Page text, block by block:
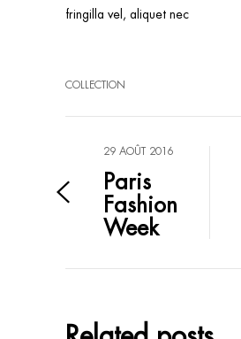
fringilla vel, aliquet nec
COLLECTION
29 AOÛT 2016
Paris
Fashion
Week